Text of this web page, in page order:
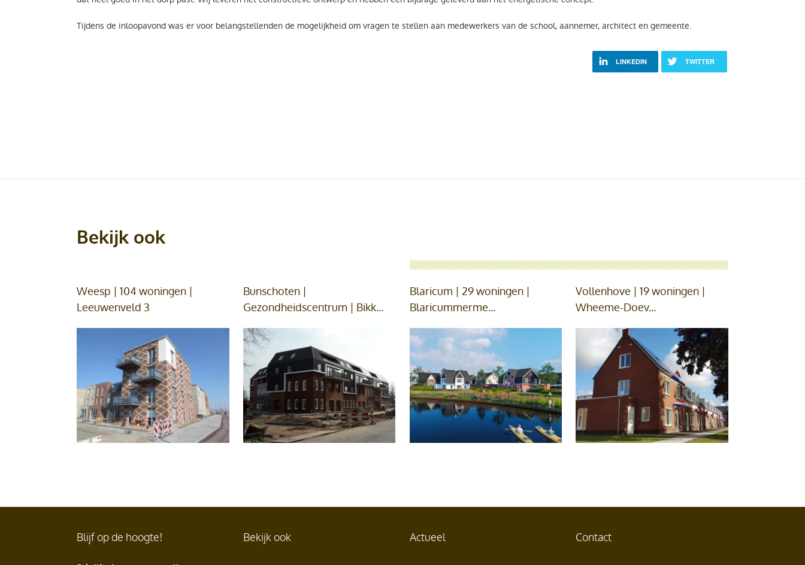
Tijdens de inloopavond was er voor belangstellenden de mogelijkheid om vragen te stellen aan medewerkers van de school, aannemer, architect en gemeente.
LINKEDIN TWITTER
Bekijk ook
Weesp | 104 woningen |
Leeuwenveld 3
Bunschoten |
Gezondheidscentrum | Bikk...
Blaricum | 29 woningen |
Blaricummerme...
Vollenhove | 19 woningen |
Wheeme-Doev...
Blijf op de hoogte! Bekijk ook Actueel Contact